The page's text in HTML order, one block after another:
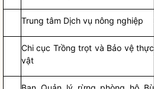
Trung tâm Dịch vụ nông nghiệp
Chi cục Trồng trọt và Bảo vệ thực
vật